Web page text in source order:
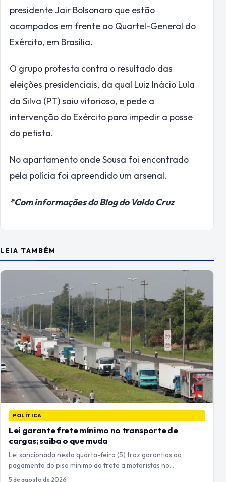
presidente Jair Bolsonaro que estão
acampados em frente ao Quartel-General do
Exército, em Brasília.
O grupo protesta contra o resultado das
eleições presidenciais, da qual Luiz Inácio Lula
da Silva (PT) saiu vitorioso, e pede a
intervenção do Exército para impedir a posse
do petista.
No apartamento onde Sousa foi encontrado
pela polícia foi apreendido um arsenal.
*Com informações do Blog do Valdo Cruz
LEIA TAMBÉM
POLÍTICA
Lei garante frete mínimo no transporte de
cargas; saiba o que muda
Lei sancionada nesta quarta-feira (5) traz garantias ao
pagamento do piso mínimo do frete a motoristas no…
5 de agosto de 2026